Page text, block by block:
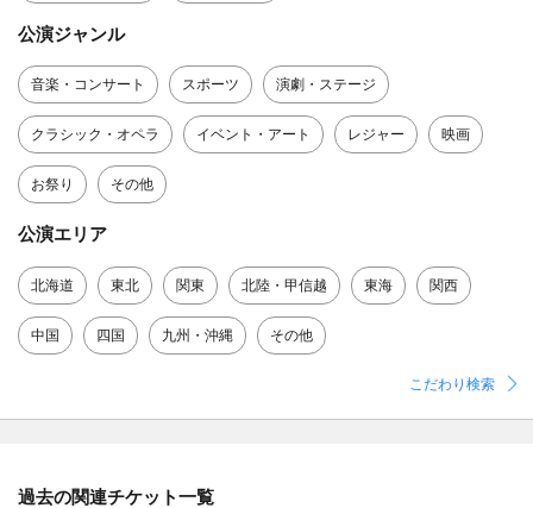
公演ジャンル
音楽・コンサート スポーツ 演劇・ステージ
クラシック・オペラ イベント・アート レジャー 映画
お祭り その他
公演エリア
北海道 東北 関東 北陸・甲信越 東海 関西
中国 四国 九州・沖縄 その他
こだわり検索
過去の関連チケット一覧